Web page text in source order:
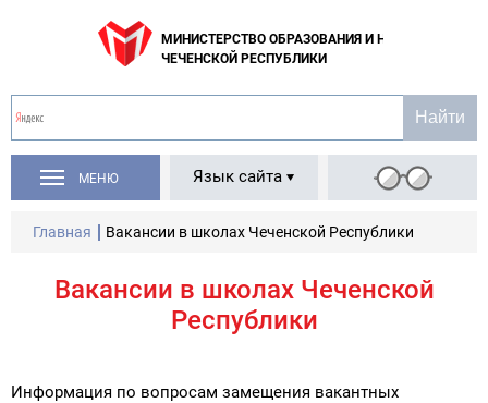
МИНИСТЕРСТВО ОБРАЗОВАНИЯ И НАУКИ
ЧЕЧЕНСКОЙ РЕСПУБЛИКИ
МЕНЮ Язык сайта
Главная Вакансии в школах Чеченской Республики
Вакансии в школах Чеченской
Республики
Информация по вопросам замещения вакантных